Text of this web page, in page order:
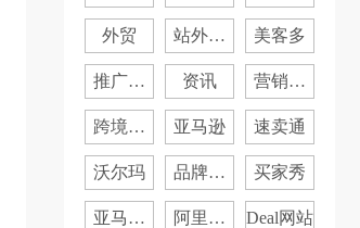
商
放
外贸
站外入
门
美客多
推广干
货
资讯
营销日
历
跨境资
讯
亚马逊 速卖通
沃尔玛
品牌营
销
买家秀
亚马逊
阿里国
Deal网站